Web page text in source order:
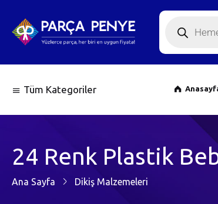
Tüm Kategoriler
24 Renk Plastik
Ana Sayfa Dikiş Malzemeleri
24 Renk Plastik Bebe Çıt Çıt
0müşteri yorumu